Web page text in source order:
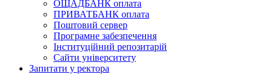
ОЩАДБАНК оплата
ПРИВАТБАНК оплата
Поштовий сервер
Програмне забезпечення
Інституційний репозитарій
Сайти університету
Запитати у ректора